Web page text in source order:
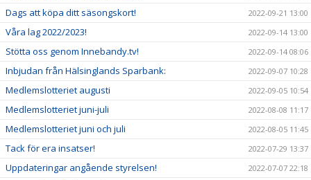
Dags att köpa ditt säsongskort! 2022-09-21 13:00
Våra lag 2022/2023! 2022-09-14 13:00
Stötta oss genom Innebandy.tv! 2022-09-14 08:06
Inbjudan från Hälsinglands Sparbank: 2022-09-07 10:28
Medlemslotteriet augusti 2022-09-05 10:54
Medlemslotteriet juni-juli 2022-08-08 11:17
Medlemslotteriet juni och juli 2022-08-05 11:45
Tack för era insatser! 2022-07-29 13:37
Uppdateringar angående styrelsen! 2022-07-07 22:18